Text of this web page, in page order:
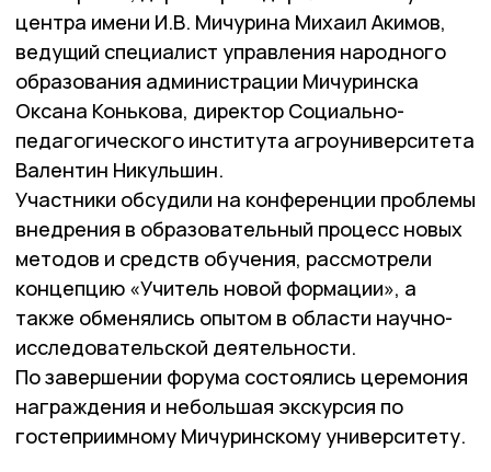
центра имени И.В. Мичурина Михаил Акимов,
ведущий специалист управления народного
образования администрации Мичуринска
Оксана Конькова, директор Социально-
педагогического института агроуниверситета
Валентин Никульшин.
Участники обсудили на конференции проблемы
внедрения в образовательный процесс новых
методов и средств обучения, рассмотрели
концепцию «Учитель новой формации», а
также обменялись опытом в области научно-
исследовательской деятельности.
По завершении форума состоялись церемония
награждения и небольшая экскурсия по
гостеприимному Мичуринскому университету.